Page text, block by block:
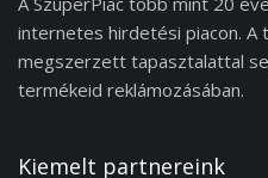
internetes hirdetési piacon.
megszerzett tapasztalattal
termékeid reklámozásában.
Kiemelt partnereink